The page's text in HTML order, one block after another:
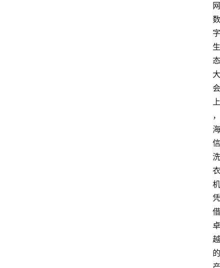
网
数
字
生
态
大
会
上
，
海
信
洗
衣
机
凭
借
卓
越
的